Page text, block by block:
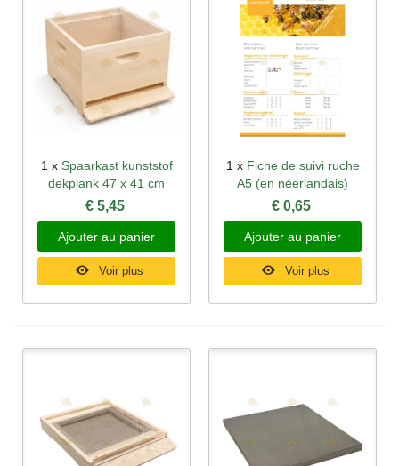
1 x Spaarkast kunststof
dekplank 47 x 41 cm
€ 5,45
Ajouter au panier
Voir plus
1 x Fiche de suivi ruche
A5 (en néerlandais)
€ 0,65
Ajouter au panier
Voir plus